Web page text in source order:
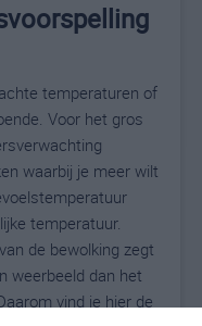
temperaturen of
Voor het gros
waarbij je meer wilt
temperatuur.
de bewolking zegt
weerbeeld dan het
vind je hier de